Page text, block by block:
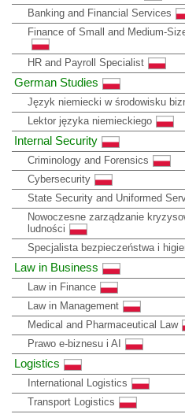
Banking and Financial Services
Finance of Small and Medium-
HR and Payroll Specialist
German Studies
Język niemiecki w środowisku
Lektor języka niemieckiego
Internal Security
Criminology and Forensics
Cybersecurity
State Security and Uniformed
Nowoczesne zarządzanie
ludności
Specjalista bezpieczeństwa i
Law in Business
Law in Finance
Law in Management
Medical and Pharmaceutical Law
Prawo e-biznesu i AI
Logistics
International Logistics
Transport Logistics